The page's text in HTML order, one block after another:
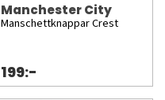
Manchester City
Manschettknappar Crest
199:-